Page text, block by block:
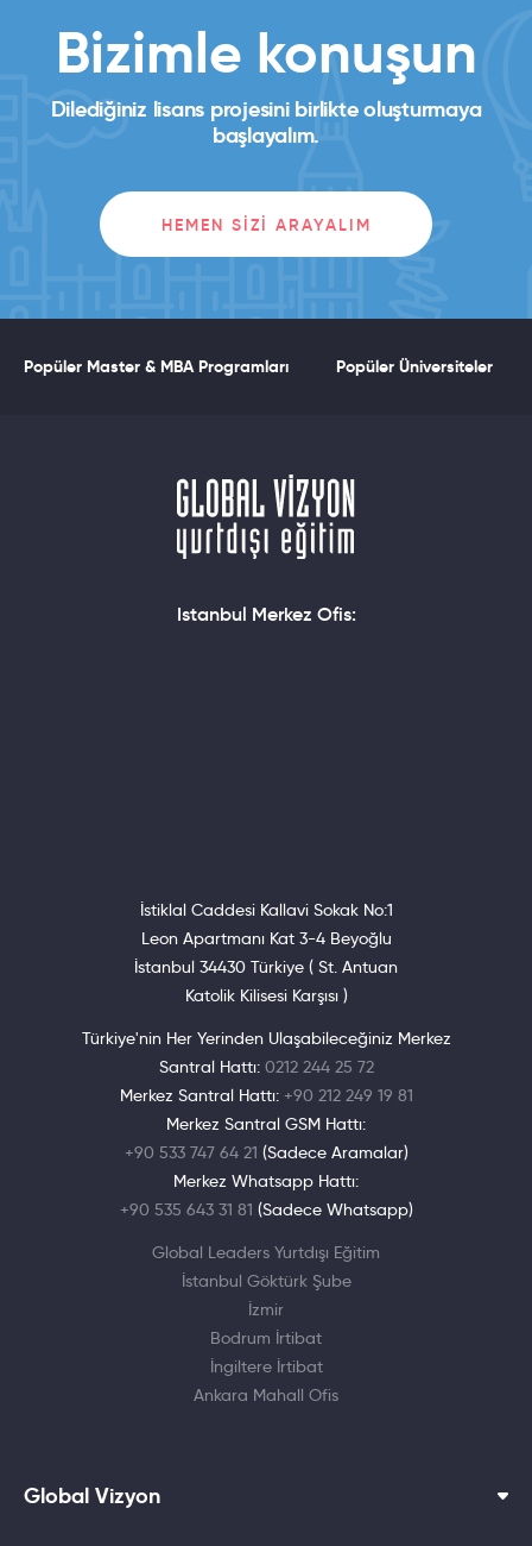
Bizimle konuşun
Dilediğiniz lisans projesini birlikte oluşturmaya
başlayalım.
HEMEN SIZI ARAYALIM
Popüler Master & MBA Programları Popüler Üniversiteler
Istanbul Merkez Ofis:
İstiklal Caddesi Kallavi Sokak No:1
Leon Apartmanı Kat 3-4 Beyoğlu
İstanbul 34430 Türkiye ( St. Antuan
Katolik Kilisesi Karşısı )
Türkiye'nin Her Yerinden Ulaşabileceğiniz Merkez
Santral Hattı: 0212 244 25 72
Merkez Santral Hattı: +90 212 249 19 81
Merkez Santral GSM Hattı:
+90 533 747 64 21 (Sadece Aramalar)
Merkez Whatsapp Hattı:
+90 535 643 31 81 (Sadece Whatsapp)
Global Leaders Yurtdışı Eğitim
İstanbul Göktürk Şube
İzmir
Bodrum İrtibat
İngiltere İrtibat
Ankara Mahall Ofis
Global Vizyon